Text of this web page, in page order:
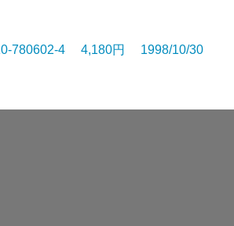
780602-4 4,180円 1998/10/30